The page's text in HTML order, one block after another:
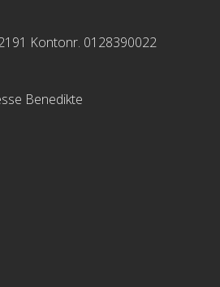
Kontonr. 0128390022
Benedikte